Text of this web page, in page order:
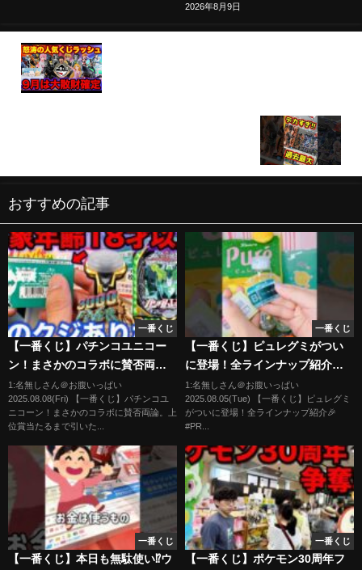
2026年8月9日
おすすめの記事
一番くじ
【一番くじ】パチンコユニコー
ン！まさかのコラボに賛否両
論。上位賞当たるまで引いたら
予想外の展開に。
（3000FEVER、一番賞、フィー
ン～可能性の獣、覚醒の時！
1:名無しさん＠お腹いっぱい
2025.08.08(Fri) 【一番くじ】パチンコユ
ニコーン！まさかのコラボに賛否両論。上
位賞当たるまで引いた...
一番くじ
【一番くじ】ピュレグミがつい
に登場！全ラインナップ紹介🎉
#PR
1:名無しさん＠お腹いっぱい
2025.08.05(Tue) 【一番くじ】ピュレグミ
がついに登場！全ラインナップ紹介🎉
#PR...
一番くじ
【一番くじ】本日も無駄使い⁉︎ウ
一番くじ
【一番くじ】ポケモン30周年フ